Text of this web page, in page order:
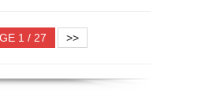
1 / 27 >>